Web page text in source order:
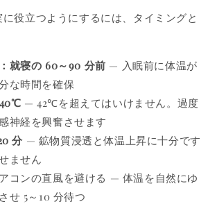
役立つようにするには、タイミングと
就寝の 60～90 分前 — 入眠前に体温が
な時間を確保
— 42℃を超えてはいけません。過度
神経を興奮させます
分 — 鉱物質浸透と体温上昇に十分です
ません
アコンの直風を避ける — 体温を自然にゆ
せ 5～10 分待つ